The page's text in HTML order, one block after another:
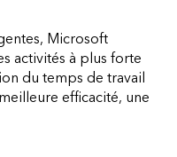
Microsoft
activités à plus forte
du temps de travail
efficacité, une